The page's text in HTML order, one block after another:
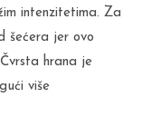
intenzitetima. Za
šećera jer ovo
hrana je
više